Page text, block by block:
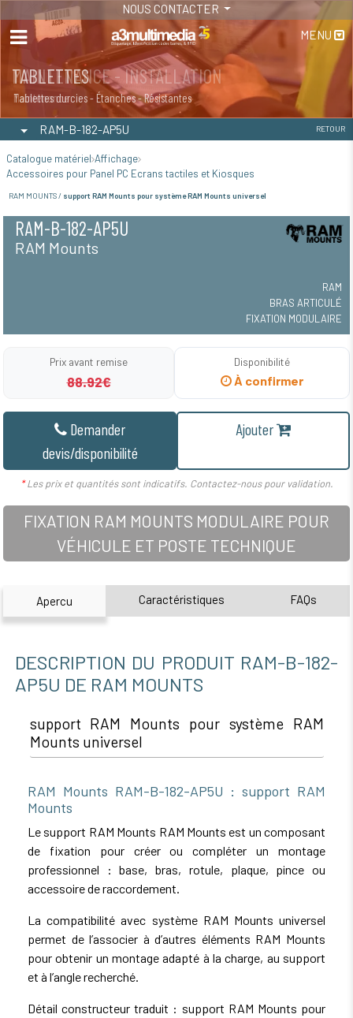
NOUS CONTACTER
MENU
MAINTENANCE - INSTALLATION
Maintenance
TABLETTES
Tablettes durcies - Étanches - Résistantes
RAM-B-182-AP5U RETOUR
Catalogue matériel Affichage
Accessoires pour Panel PC Ecrans tactiles et Kiosques
RAM MOUNTS / support RAM Mounts pour système RAM Mounts universel
RAM-B-182-AP5U
RAM Mounts
RAM
BRAS ARTICULÉ
FIXATION MODULAIRE
Prix avant remise
88.92€
Disponibilité
À confirmer
Demander
devis/disponibilité
Ajouter
*Les prix et quantités sont indicatifs. Contactez-nous pour validation.
FIXATION RAM MOUNTS MODULAIRE POUR
VÉHICULE ET POSTE TECHNIQUE
Apercu Caractéristiques FAQs
DESCRIPTION DU PRODUIT RAM-B-182-
AP5U DE RAM MOUNTS
support RAM Mounts pour système RAM
Mounts universel
RAM Mounts RAM-B-182-AP5U : support RAM
Mounts
Le support RAM Mounts RAM Mounts est un composant
de fixation pour créer ou compléter un montage
professionnel : base, bras, rotule, plaque, pince ou
accessoire de raccordement.
La compatibilité avec système RAM Mounts universel
permet de l’associer à d’autres éléments RAM Mounts
pour obtenir un montage adapté à la charge, au support
et à l’angle recherché.
Détail constructeur traduit : support RAM Mounts pour